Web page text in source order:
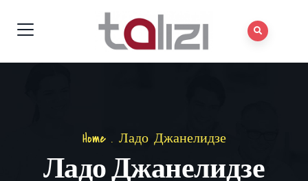
Home. Ладо Джанелидзе
Ладо Джанелидзе